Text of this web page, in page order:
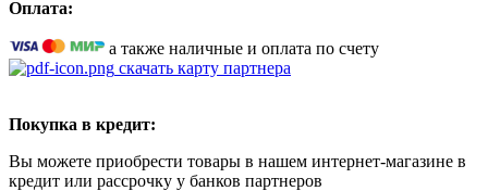
Оплата:
а также наличные и оплата по счету
скачать карту партнера
Покупка в кредит:
Вы можете приобрести товары в нашем интернет-магазине в
кредит или рассрочку у банков партнеров